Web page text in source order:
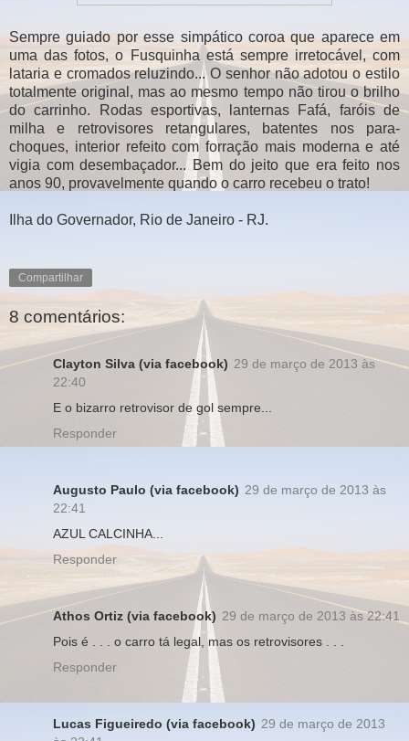
Sempre guiado por esse simpático coroa que aparece em
uma das fotos, o Fusquinha está sempre irretocável, com
lataria e cromados reluzindo... O senhor não adotou o estilo
totalmente original, mas ao mesmo tempo não tirou o brilho
do carrinho. Rodas esportivas, lanternas Fafá, faróis de
milha e retrovisores retangulares, batentes nos para-
choques, interior refeito com forração mais moderna e até
vigia com desembaçador... Bem do jeito que era feito nos
anos 90, provavelmente quando o carro recebeu o trato!
Ilha do Governador, Rio de Janeiro - RJ.
Compartilhar
8 comentários:
Clayton Silva (via facebook) 29 de março de 2013 às
22:40
E o bizarro retrovisor de gol sempre...
Responder
Augusto Paulo (via facebook) 29 de março de 2013 às
22:41
AZUL CALCINHA...
Responder
Athos Ortiz (via facebook) 29 de março de 2013 às 22:41
Pois é . . . o carro tá legal, mas os retrovisores . . .
Responder
Lucas Figueiredo (via facebook) 29 de março de 2013